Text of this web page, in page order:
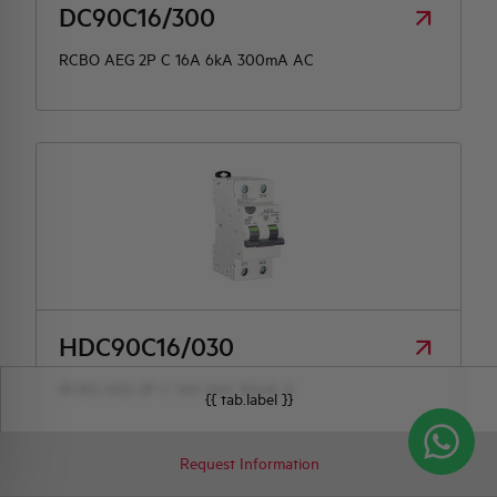
{{ tab.label }}
Request Information
DC90C16/300
RCBO AEG 2P C 16A 6kA 300mA AC
HDC90C16/030
RCBO AEG 2P C 16A 6kA 30mA A